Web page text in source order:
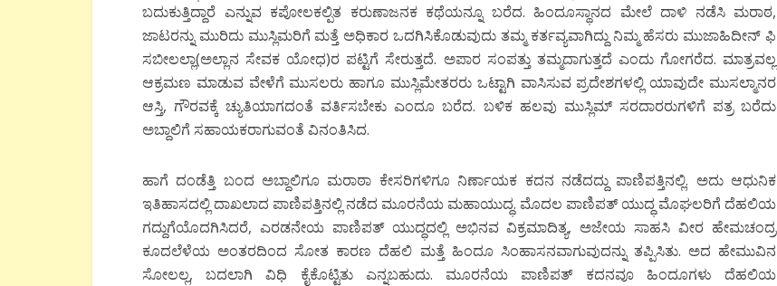
ಬದುಕುತ್ತಿದ್ದಾರೆ ಎನ್ನುವ ಕಪೋಲಕಲ್ಪಿತ ಕರುಣಾಜನಕ ಕಥೆಯನ್ನೂ ಬರೆದ. ಹಿಂದೂಸ್ಥಾನದ ಮೇಲೆ ದಾಳಿ ನಡೆಸಿ ಮರಾಠ,
ಜಾಟರನ್ನು ಮುರಿದು ಮುಸ್ಲಿಮರಿಗೆ ಮತ್ತೆ ಅಧಿಕಾರ ಒದಗಿಸಿಕೊಡುವುದು ತಮ್ಮ ಕರ್ತವ್ಯವಾಗಿದ್ದು ನಿಮ್ಮ ಹೆಸರು ಮುಜಾಹಿದೀನ್ ಫಿ
ಸಬೀಲಲ್ಲಾ(ಅಲ್ಲಾನ ಸೇವಕ ಯೋಧ)ರ ಪಟ್ಟಿಗೆ ಸೇರುತ್ತದೆ. ಅಪಾರ ಸಂಪತ್ತು ತಮ್ಮದಾಗುತ್ತದೆ ಎಂದು ಗೋಗರೆದ. ಮಾತ್ರವಲ್ಲ
ಆಕ್ರಮಣ ಮಾಡುವ ವೇಳೆಗೆ ಮುಸಲರು ಹಾಗೂ ಮುಸ್ಲಿಮೇತರರು ಒಟ್ಟಾಗಿ ವಾಸಿಸುವ ಪ್ರದೇಶಗಳಲ್ಲಿ ಯಾವುದೇ ಮುಸಲ್ಮಾನರ
ಆಸ್ತಿ, ಗೌರವಕ್ಕೆ ಚ್ಯುತಿಯಾಗದಂತೆ ವರ್ತಿಸಬೇಕು ಎಂದೂ ಬರೆದ. ಬಳಿಕ ಹಲವು ಮುಸ್ಲಿಮ್ ಸರದಾರರುಗಳಿಗೆ ಪತ್ರ ಬರೆದು
ಅಬ್ದಾಲಿಗೆ ಸಹಾಯಕರಾಗುವಂತೆ ವಿನಂತಿಸಿದ.
ಹಾಗೆ ದಂಡೆತ್ತಿ ಬಂದ ಅಬ್ದಾಲಿಗೂ ಮರಾಠಾ ಕೇಸರಿಗಳಿಗೂ ನಿರ್ಣಾಯಕ ಕದನ ನಡೆದದ್ದು ಪಾಣಿಪತ್ತಿನಲ್ಲಿ. ಅದು ಆಧುನಿಕ
ಇತಿಹಾಸದಲ್ಲಿ ದಾಖಲಾದ ಪಾಣಿಪತ್ತಿನಲ್ಲಿ ನಡೆದ ಮೂರನೆಯ ಮಹಾಯುದ್ಧ. ಮೊದಲ ಪಾಣಿಪತ್ ಯುದ್ಧ ಮೊಘಲರಿಗೆ ದೆಹಲಿಯ
ಗದ್ದುಗೆಯೊದಗಿಸಿದರೆ, ಎರಡನೇಯ ಪಾಣಿಪತ್ ಯುದ್ಧದಲ್ಲಿ ಅಭಿನವ ವಿಕ್ರಮಾದಿತ್ಯ, ಅಜೇಯ ಸಾಹಸಿ ವೀರ ಹೇಮಚಂದ್ರ
ಕೂದಲೆಳೆಯ ಅಂತರದಿಂದ ಸೋತ ಕಾರಣ ದೆಹಲಿ ಮತ್ತೆ ಹಿಂದೂ ಸಿಂಹಾಸನವಾಗುವುದನ್ನು ತಪ್ಪಿಸಿತು. ಅದ ಹೇಮುವಿನ
ಸೋಲಲ್ಲ, ಬದಲಾಗಿ ವಿಧಿ ಕೈಕೊಟ್ಟಿತು ಎನ್ನಬಹುದು. ಮೂರನೆಯ ಪಾಣಿಪತ್ ಕದನವೂ ಹಿಂದೂಗಳು ದೆಹಲಿಯ